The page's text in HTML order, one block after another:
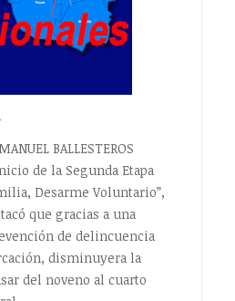
BALLESTEROS
de la Segunda Etapa
Desarme Voluntario”,
que gracias a una
de delincuencia
disminuyera la
del noveno al cuarto